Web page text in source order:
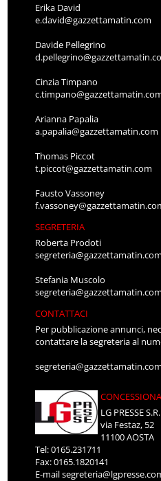
Erika David
e.david@gazzettamatin.com
Davide Pellegrino
Cinzia Timpano
Arianna Papalia
a.papalia@gazzettamatin.com
Thomas Piccot
t.piccot@gazzettamatin.com
Fausto Vassoney
SEGRETERIA
Roberta Prodoti
segreteria@gazzettamatin.com
Stefania Muscolo
segreteria@gazzettamatin.com
CONTATTACI
Per pubblicazione annunci,
contattare la segreteria al
segreteria@gazzettamatin.com
LG PRESSE
via Festaz, 52
11100 AOSTA
Tel: 0165.231711
Fax: 0165.1820141
E-mail